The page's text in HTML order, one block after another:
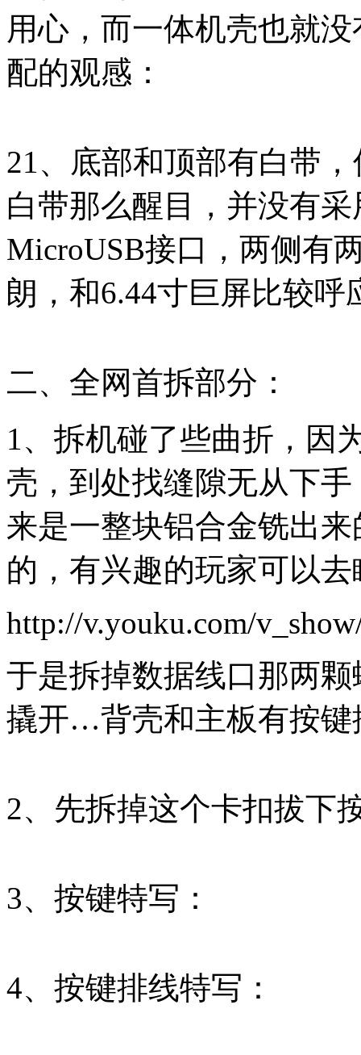
用心，而一体机壳也就
配的观感：
21、底部和顶部有白带
白带那么醒目，并没有
MicroUSB接口，两侧有
朗，和6.44寸巨屏比较呼
二、全网首拆部分：
1、拆机碰了些曲折，因
壳，到处找缝隙无从下
来是一整块铝合金铣出
的，有兴趣的玩家可以去
http://v.youku.com/
于是拆掉数据线口那两
撬开…背壳和主板有按键
2、先拆掉这个卡扣拔下
3、按键特写：
4、按键排线特写：